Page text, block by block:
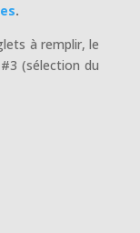
.
à remplir, le
(sélection du